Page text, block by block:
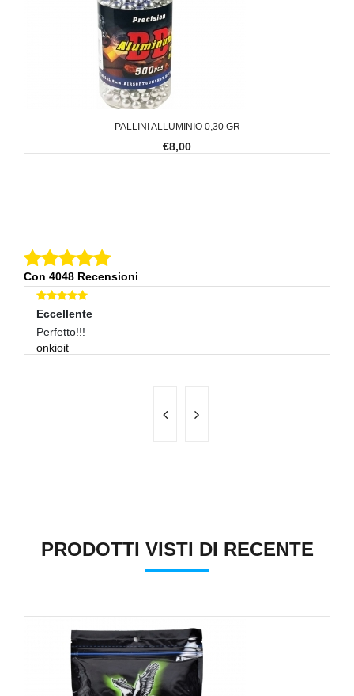
PALLINI ALLUMINIO 0,30 GR
€8,00
Con 4048 Recensioni
Eccellente
Perfetto!!!
onkioit
PRODOTTI VISTI DI RECENTE